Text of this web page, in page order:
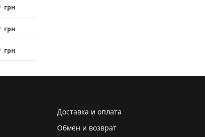
и
грн
грн
грн
Доставка и оплата
Обмен и возврат